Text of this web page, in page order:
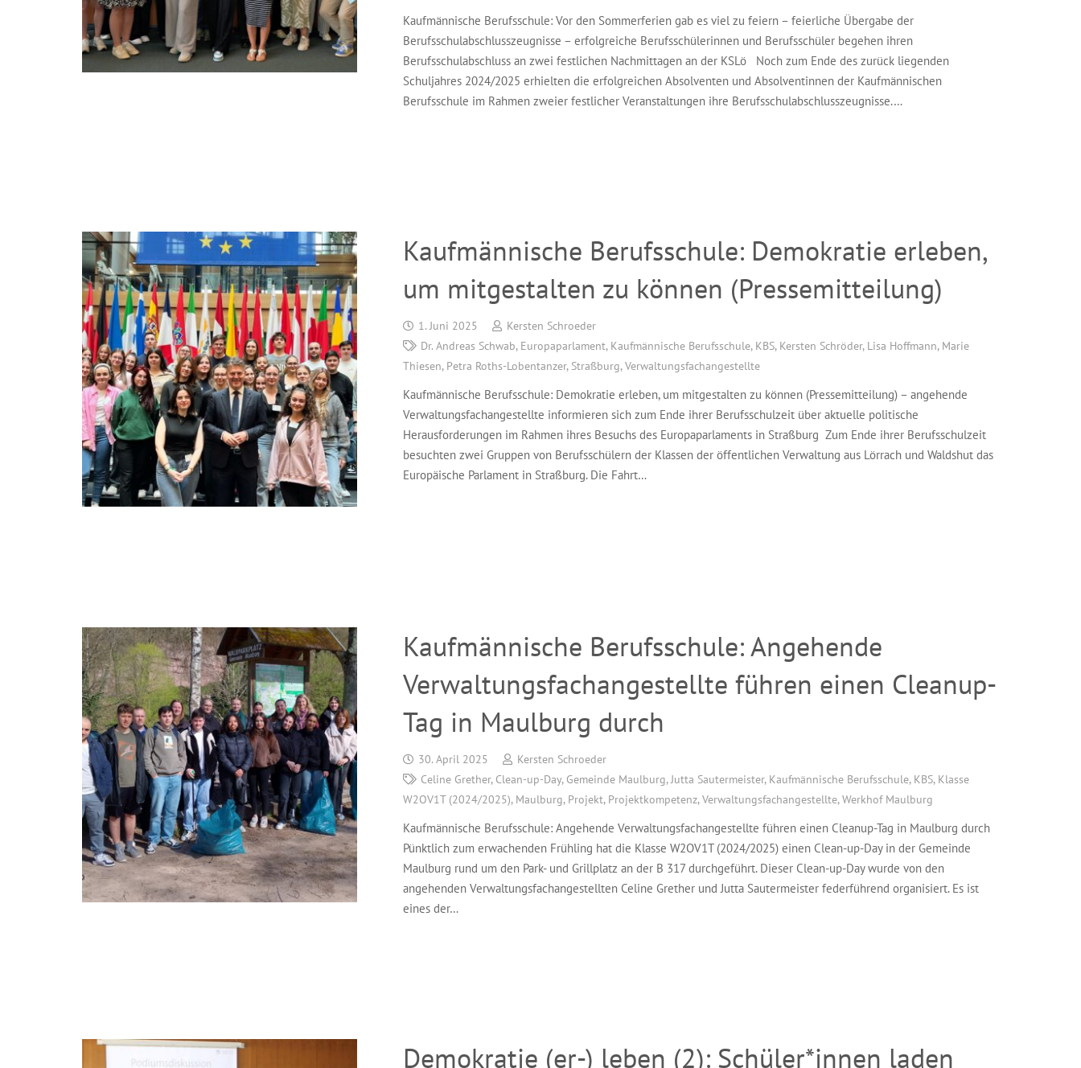
Kaufmännische Berufsschule: Vor den Sommerferien gab es viel zu feiern – feierliche Übergabe der
Berufsschulabschlusszeugnisse – erfolgreiche Berufsschülerinnen und Berufsschüler begehen ihren
Berufsschulabschluss an zwei festlichen Nachmittagen an der KSLö Noch zum Ende des zurück liegenden
Schuljahres 2024/2025 erhielten die erfolgreichen Absolventen und Absolventinnen der Kaufmännischen
Berufsschule im Rahmen zweier festlicher Veranstaltungen ihre Berufsschulabschlusszeugnisse.…
Kaufmännische Berufsschule: Demokratie erleben,
um mitgestalten zu können (Pressemitteilung)
1. Juni 2025
Kersten Schroeder
Dr. Andreas Schwab, Europaparlament, Kaufmännische Berufsschule, KBS, Kersten Schröder, Lisa Hoffmann, Marie
Thiesen, Petra Roths-Lobentanzer, Straßburg, Verwaltungsfachangestellte
Kaufmännische Berufsschule: Demokratie erleben, um mitgestalten zu können (Pressemitteilung) – angehende
Verwaltungsfachangestellte informieren sich zum Ende ihrer Berufsschulzeit über aktuelle politische
Herausforderungen im Rahmen ihres Besuchs des Europaparlaments in Straßburg Zum Ende ihrer Berufsschulzeit
besuchten zwei Gruppen von Berufsschülern der Klassen der öffentlichen Verwaltung aus Lörrach und Waldshut das
Europäische Parlament in Straßburg. Die Fahrt…
Kaufmännische Berufsschule: Angehende
Verwaltungsfachangestellte führen einen Cleanup-
Tag in Maulburg durch
30. April 2025
Kersten Schroeder
Celine Grether, Clean-up-Day, Gemeinde Maulburg, Jutta Sautermeister, Kaufmännische Berufsschule, KBS, Klasse
W2OV1T (2024/2025), Maulburg, Projekt, Projektkompetenz, Verwaltungsfachangestellte, Werkhof Maulburg
Kaufmännische Berufsschule: Angehende Verwaltungsfachangestellte führen einen Cleanup-Tag in Maulburg durch
Pünktlich zum erwachenden Frühling hat die Klasse W2OV1T (2024/2025) einen Clean-up-Day in der Gemeinde
Maulburg rund um den Park- und Grillplatz an der B 317 durchgeführt. Dieser Clean-up-Day wurde von den
angehenden Verwaltungsfachangestellten Celine Grether und Jutta Sautermeister federführend organisiert. Es ist
eines der…
Demokratie (er-) leben (2): Schüler*innen laden